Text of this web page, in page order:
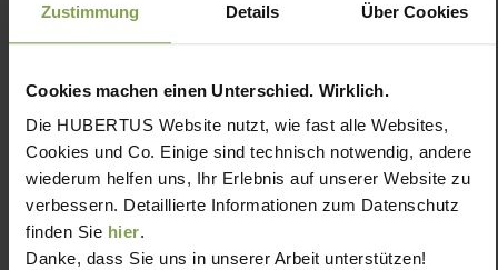
Zustimmung Details Über Cookies
Cookies machen einen Unterschied. Wirklich.
Die HUBERTUS Website nutzt, wie fast alle Websites,
Cookies und Co. Einige sind technisch notwendig, andere
wiederum helfen uns, Ihr Erlebnis auf unserer Website zu
verbessern. Detaillierte Informationen zum Datenschutz
finden Sie hier.
Danke, dass Sie uns in unserer Arbeit unterstützen!